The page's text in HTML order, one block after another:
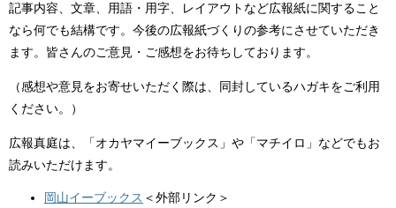
記事内容、文章、用語・用字、レイアウトなど広報紙に関すること
なら何でも結構です。今後の広報紙づくりの参考にさせていただき
ます。皆さんのご意見・ご感想をお待ちしております。
（感想や意見をお寄せいただく際は、同封しているハガキをご利用
ください。）
広報真庭は、「オカヤマイーブックス」や「マチイロ」などでもお
読みいただけます。
岡山イーブックス ＜外部リンク＞